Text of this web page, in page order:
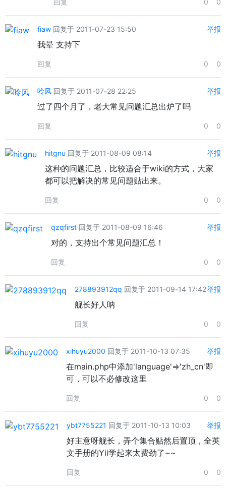
fiaw 回复于 2011-07-23 15:50 举报
我晕 支持下
回复 0 0
呤风 回复于 2011-07-28 22:25 举报
过了四个月了，老大常见问题汇总出炉了吗
回复 0 0
hitgnu 回复于 2011-08-09 08:14 举报
这种的问题汇总，比较适合于wiki的方式，大家
都可以把解决的常见问题贴出来。
回复 0 0
qzqfirst 回复于 2011-08-09 16:46 举报
对的，支持出个常见问题汇总！
回复 0 0
278893912qq 回复于 2011-09-14 17:42举报
舰长好人呐
回复 0 0
xihuyu2000 回复于 2011-10-13 07:35 举报
在main.php中添加'language'=>'zh_cn'即
可，可以不必修改这里
回复 0 0
ybt7755221 回复于 2011-10-13 10:03 举报
好主意呀舰长，弄个集合贴然后置顶，全英
文手册的Yii学起来太费劲了~~
回复 0 0